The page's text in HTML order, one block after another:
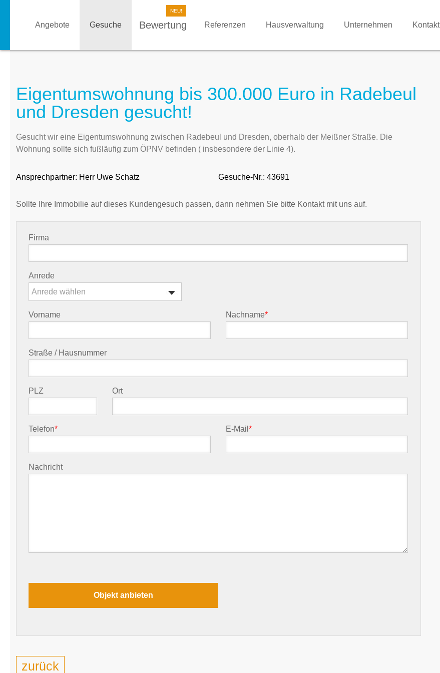
Angebote Gesuche Bewertung Referenzen Hausverwaltung Unternehmen Kontakt
Eigentumswohnung bis 300.000 Euro in Radebeul
und Dresden gesucht!
Gesucht wir eine Eigentumswohnung zwischen Radebeul und Dresden, oberhalb der Meißner Straße. Die
Wohnung sollte sich fußläufig zum ÖPNV befinden ( insbesondere der Linie 4).
Ansprechpartner: Herr Uwe Schatz Gesuche-Nr.: 43691
Sollte Ihre Immobilie auf dieses Kundengesuch passen, dann nehmen Sie bitte Kontakt mit uns auf.
Firma
Anrede
Anrede wählen
Vorname Nachname*
Straße / Hausnummer
PLZ Ort
Telefon* E-Mail*
Nachricht
zurück